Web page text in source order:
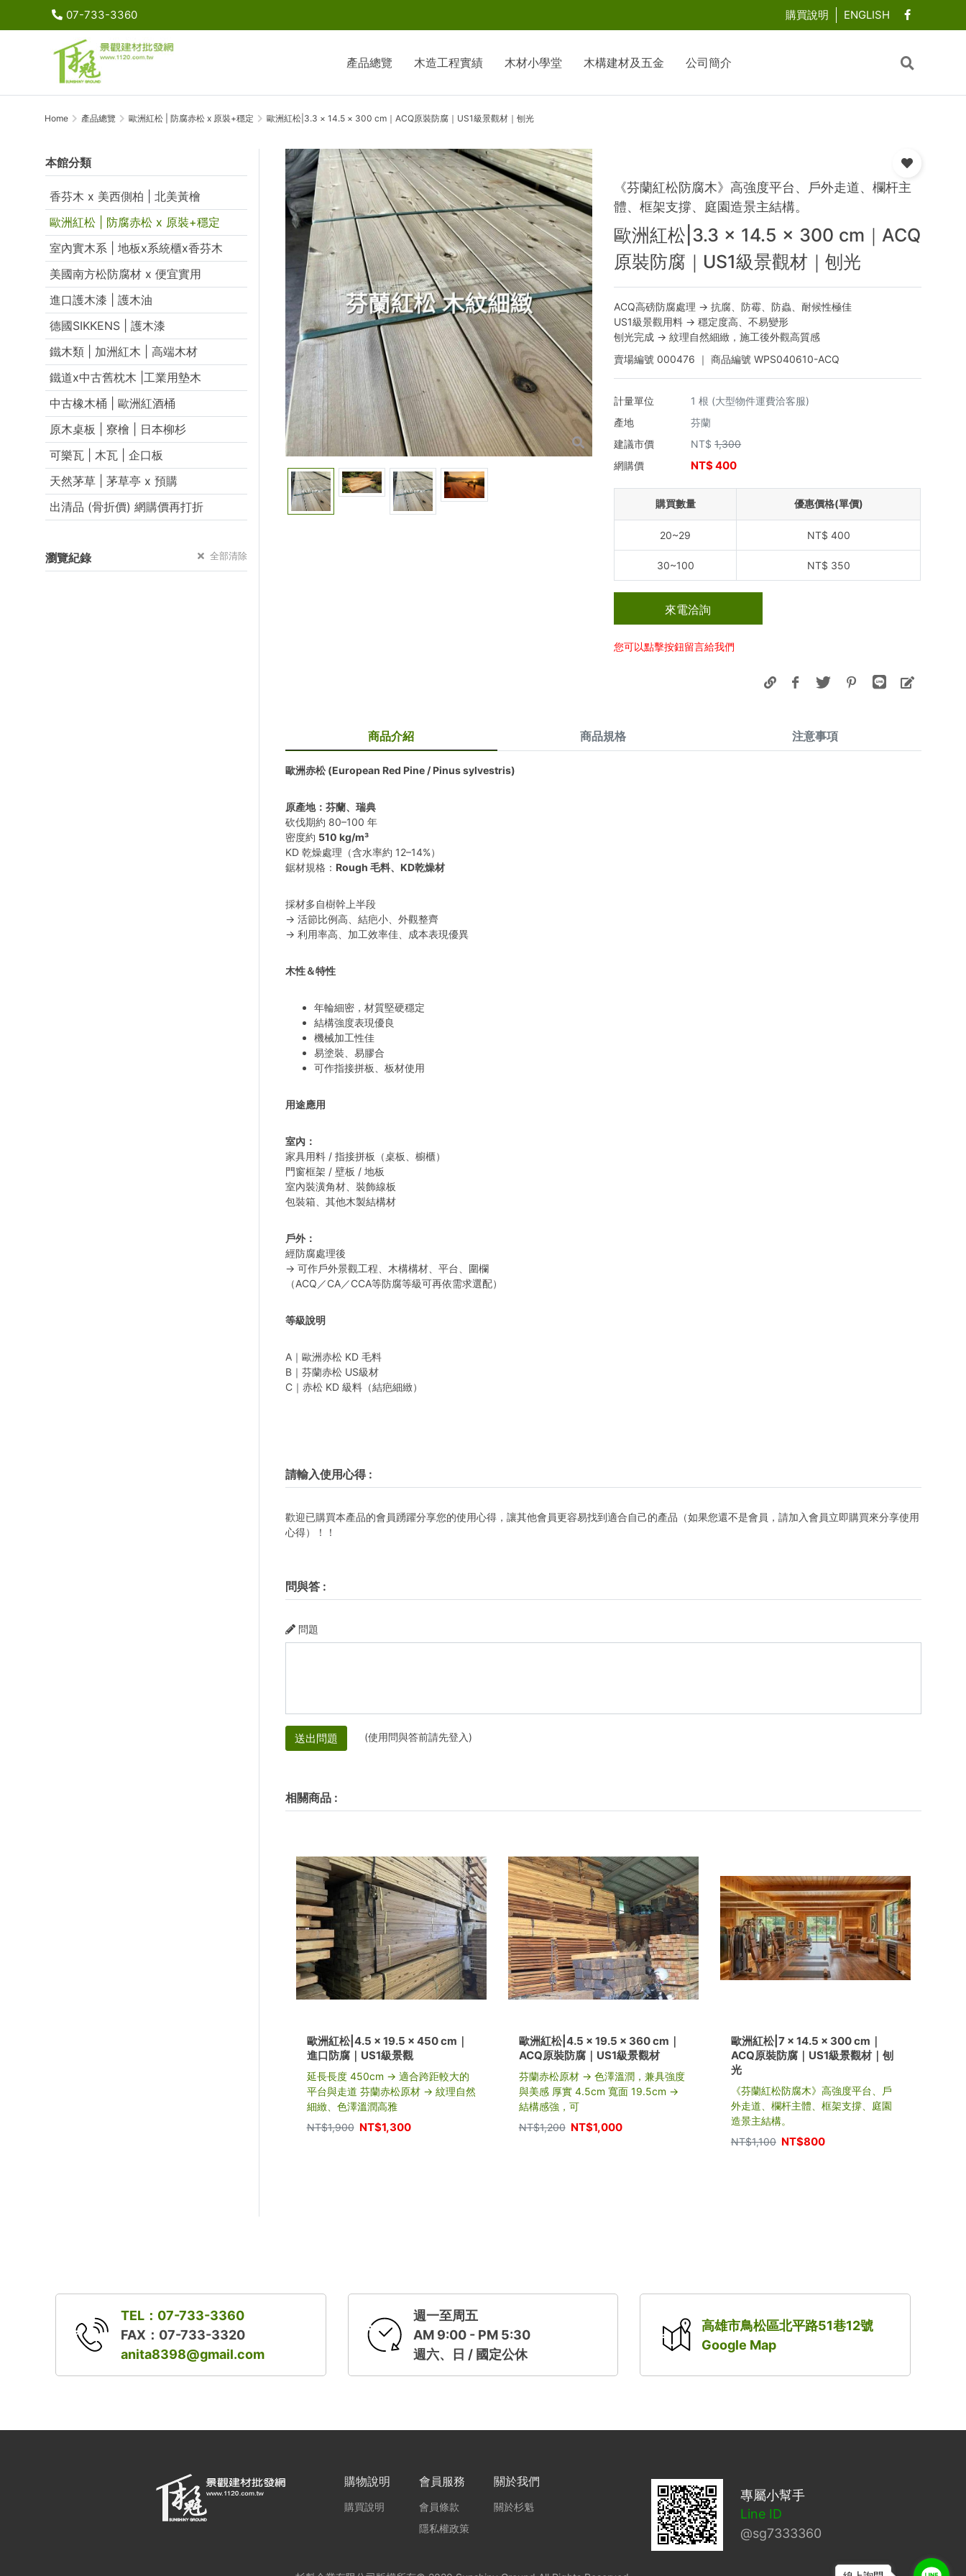
07-733-3360 購買說明 ENGLISH
產品總覽 木造工程實績 木材小學堂 木構建材及五金 公司簡介
Home 產品總覽 歐洲紅松 | 防腐赤松 x 原裝+穩定 歐洲紅松|3.3 × 14.5 × 300 cm｜ACQ原裝防腐｜US1級景觀材｜刨光
本館分類
香芬木 x 美西側柏 | 北美黃檜
歐洲紅松 | 防腐赤松 x 原裝+穩定
室內實木系 | 地板x系統櫃x香芬木
美國南方松防腐材 x 便宜實用
進口護木漆 | 護木油
德國SIKKENS | 護木漆
鐵木類 | 加洲紅木 | 高端木材
鐵道x中古舊枕木 |工業用墊木
中古橡木桶 | 歐洲紅酒桶
原木桌板 | 寮檜 | 日本柳杉
可樂瓦 | 木瓦 | 企口板
天然茅草 | 茅草亭 x 預購
出清品 (骨折價) 網購價再打折
瀏覽紀錄 全部清除
《芬蘭紅松防腐木》高強度平台、戶外走道、欄杆主
體、框架支撐、庭園造景主結構。
歐洲紅松|3.3 × 14.5 × 300 cm｜ACQ
原裝防腐｜US1級景觀材｜刨光
ACQ高磅防腐處理 → 抗腐、防霉、防蟲、耐候性極佳
US1級景觀用料 → 穩定度高、不易變形
刨光完成 → 紋理自然細緻，施工後外觀高質感
賣場編號 000476 ｜ 商品編號 WPS040610-ACQ
計量單位
1 根 (大型物件運費洽客服)
產地
芬蘭
建議市價
NT$ 1,300
網購價
NT$400
購買數量 優惠價格(單價)
20~29 NT$ 400
30~100 NT$ 350
來電洽詢
您可以點擊按鈕留言給我們
商品介紹 商品規格 注意事項
歐洲赤松 (European Red Pine / Pinus sylvestris)
原產地：芬蘭、瑞典
砍伐期約 80–100 年
密度約 510 kg/m³
KD 乾燥處理（含水率約 12–14%）
鋸材規格： Rough 毛料、KD乾燥材
採材多自樹幹上半段
→ 活節比例高、結疤小、外觀整齊
→ 利用率高、加工效率佳、成本表現優異
木性＆特性
年輪細密，材質堅硬穩定
結構強度表現優良
機械加工性佳
易塗裝、易膠合
可作指接拼板、板材使用
用途應用
室內：
家具用料 / 指接拼板（桌板、櫥櫃）
門窗框架 / 壁板 / 地板
室內裝潢角材、裝飾線板
包裝箱、其他木製結構材
戶外：
經防腐處理後
→ 可作戶外景觀工程、木構構材、平台、圍欄
（ACQ／CA／CCA等防腐等級可再依需求選配）
等級說明
A｜歐洲赤松 KD 毛料
B｜芬蘭赤松 US級材
C｜赤松 KD 級料（結疤細緻）
請輸入使用心得:
歡迎已購買本產品的會員踴躍分享您的使用心得，讓其他會員更容易找到適合自己的產品（如果您還不是會員，請加入會員立即購買來分享使用
心得）！！
問與答:
問題
送出問題 (使用問與答前請先登入)
相關商品:
歐洲紅松|4.5 × 19.5 × 450 cm｜
進口防腐｜US1級景觀
延長長度 450cm → 適合跨距較大的
平台與走道 芬蘭赤松原材 → 紋理自然
細緻、色澤溫潤高雅
NT$1,900 NT$1,300
歐洲紅松|4.5 × 19.5 × 360 cm｜
ACQ原裝防腐｜US1級景觀材
芬蘭赤松原材 → 色澤溫潤，兼具強度
與美感 厚實 4.5cm 寬面 19.5cm →
結構感強，可
NT$1,200 NT$1,000
歐洲紅松|7 × 14.5 × 300 cm｜
ACQ原裝防腐｜US1級景觀材｜刨
光
《芬蘭紅松防腐木》高強度平台、戶
外走道、欄杆主體、框架支撐、庭園
造景主結構。
NT$1,100 NT$800
TEL：07-733-3360
FAX：07-733-3320
anita8398@gmail.com
週一至周五
AM 9:00 - PM 5:30
週六、日 / 國定公休
高雄市鳥松區北平路51巷12號
Google Map
購物說明
購買說明
會員服務
會員條款
隱私權政策
關於我們
關於杉魁
專屬小幫手
Line ID
@sg7333360